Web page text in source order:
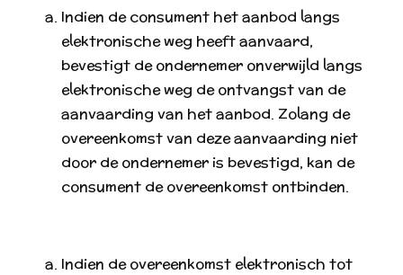
Indien de consument het aanbod langs
elektronische weg heeft aanvaard,
bevestigt de ondernemer onverwijld langs
elektronische weg de ontvangst van de
aanvaarding van het aanbod. Zolang de
overeenkomst van deze aanvaarding niet
door de ondernemer is bevestigd, kan de
consument de overeenkomst ontbinden.
Indien de overeenkomst elektronisch tot